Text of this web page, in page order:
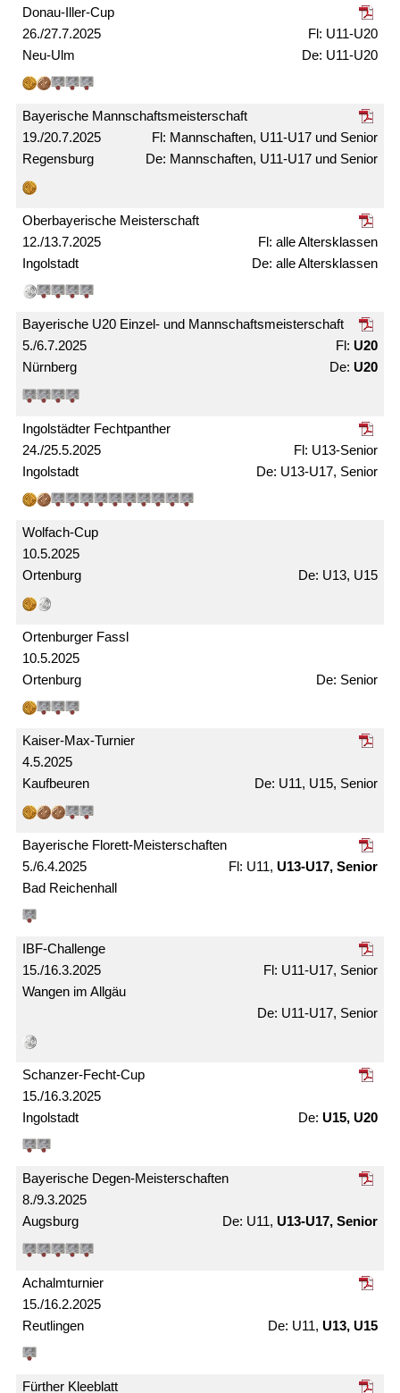
26./27.7.2025
Donau-Iller-Cup
Neu-Ulm
U11-U20
U11-U20
19./20.7.2025
Bayerische Mann­schafts­meister­schaft
Regensburg
Mann­schaften, U11-U17 und Senior
Mann­schaften, U11-U17 und Senior
12./13.7.2025
Ober­bayerische Meister­schaft
Ingolstadt
alle Alters­­klassen
alle Alters­klassen
5./6.7.2025
Bayerische U20 Einzel- und Mann­schafts­meister­schaft
Nürnberg
U20
U20
24./25.5.2025
Ingolstädter Fechtpanther
Ingolstadt
U13-Senior
U13-U17, Senior
10.5.2025
Wolfach-Cup
Ortenburg U13, U15
10.5.2025
Ortenburger Fassl
Ortenburg Senior
4.5.2025
Kaiser-Max-Turnier
Kaufbeuren U11, U15, Senior
5./6.4.2025
Bayerische Florett-Meister­schaften
Bad Reichenhall
U11, U13-U17, Senior
15./16.3.2025
IBF-Challenge
Wangen im Allgäu
U11-U17, Senior
U11-U17, Senior
15./16.3.2025
Schanzer-Fecht-Cup
Ingolstadt U15, U20
8./9.3.2025
Bayerische Degen-Meister­schaften
Augsburg U11, U13-U17, Senior
15./16.2.2025
Achalm­turnier
Reutlingen U11, U13, U15
Fürther Kleeblatt